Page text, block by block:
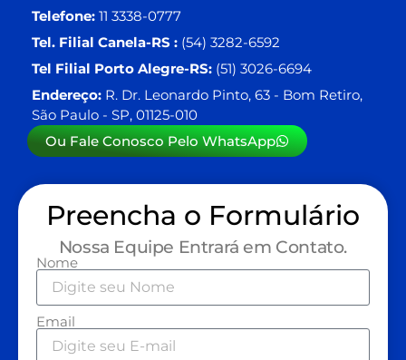
Telefone: 11 3338-0777
Tel. Filial Canela-RS : (54) 3282-6592
Tel Filial Porto Alegre-RS: (51) 3026-6694
Endereço: R. Dr. Leonardo Pinto, 63 - Bom Retiro,
São Paulo - SP, 01125-010
Ou Fale Conosco Pelo WhatsApp
Preencha o Formulário
Nossa Equipe Entrará em Contato.
Nome
Email